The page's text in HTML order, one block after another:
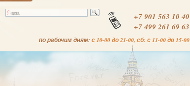
+7 901 563 10 40
+7 499 261 69 63
по рабочим дням: с 10-00 до 21-00, сб: с 11-00 до 15-00